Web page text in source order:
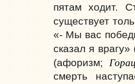
пятам ходит.
существует
«- Мы вас
сказал я врагу»
(афоризм;
смерть